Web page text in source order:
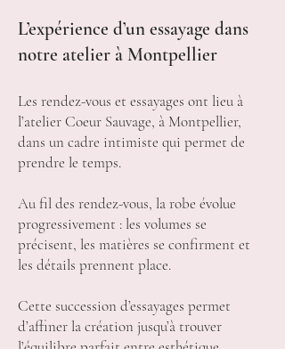
L’expérience d’un essayage dans
notre atelier à Montpellier
Les rendez-vous et essayages ont lieu à
l’atelier Coeur Sauvage, à Montpellier,
dans un cadre intimiste qui permet de
prendre le temps.
Au fil des rendez-vous, la robe évolue
progressivement : les volumes se
précisent, les matières se confirment et
les détails prennent place.
Cette succession d’essayages permet
d’affiner la création jusqu’à trouver